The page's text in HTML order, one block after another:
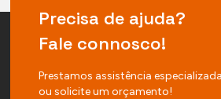
Precisa de ajuda?
Fale connosco!
Prestamos assistência
ou solicite um orçamento!